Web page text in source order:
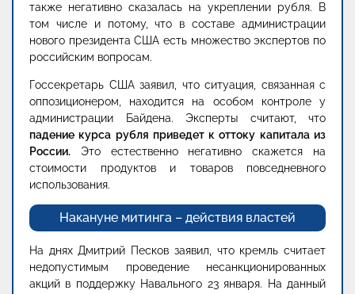
также негативно сказалась на укреплении рубля. В
том числе и потому, что в составе администрации
нового президента США есть множество экспертов по
российским вопросам.
Госсекретарь США заявил, что ситуация, связанная с
оппозиционером, находится на особом контроле у
администрации Байдена. Эксперты считают, что
падение курса рубля приведет к оттоку капитала из
России. Это естественно негативно скажется на
стоимости продуктов и товаров повседневного
использования.
Накануне митинга – действия властей
На днях Дмитрий Песков заявил, что кремль считает
недопустимым проведение несанкционированных
акций в поддержку Навального 23 января. На данный